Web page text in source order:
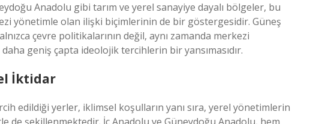
Anadolu gibi tarım ve yerel sanayiye dayalı bölgeler, bu
yönetimle olan ilişki biçimlerinin de bir göstergesidir. Güneş
çevre politikalarının değil, aynı zamanda merkezi
geniş çapta ideolojik tercihlerin bir yansımasıdır.
İktidar
edildiği yerler, iklimsel koşulların yanı sıra, yerel yönetimlerin